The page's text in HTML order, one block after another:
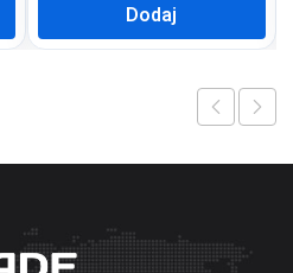
Dodaj